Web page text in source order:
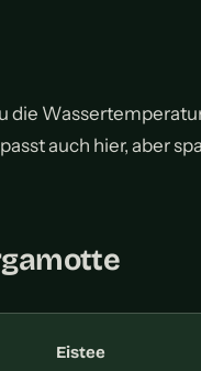
auch hier, aber
Eistee